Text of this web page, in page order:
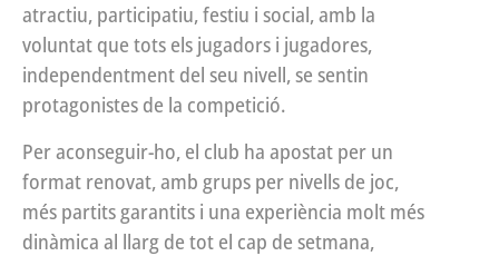
atractiu, participatiu, festiu i social, amb la
voluntat que tots els jugadors i jugadores,
independentment del seu nivell, se sentin
protagonistes de la competició.
Per aconseguir-ho, el club ha apostat per un
format renovat, amb grups per nivells de joc,
més partits garantits i una experiència molt més
dinàmica al llarg de tot el cap de setmana,